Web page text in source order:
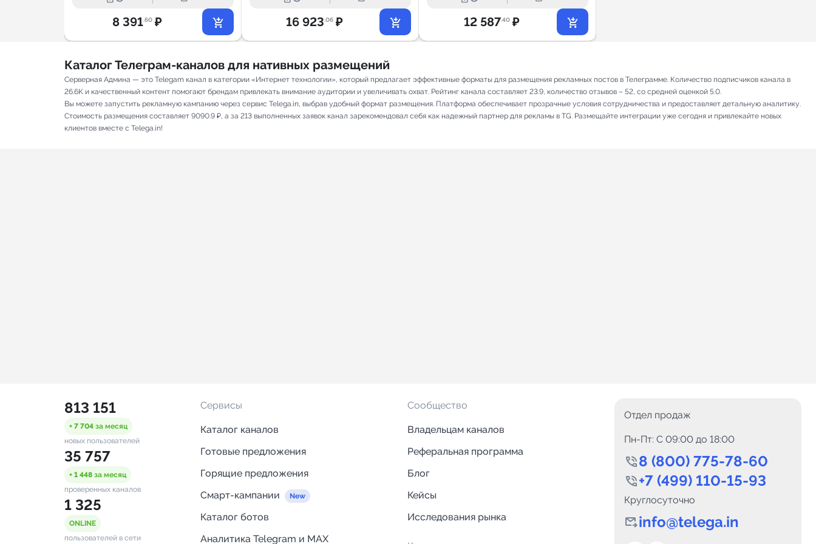
8 391.60 ₽ 16 923.06 ₽ 12 587.40 ₽
Каталог Телеграм-каналов для нативных размещений
Серверная Админа — это Telegam канал в категории «Интернет технологии», который предлагает эффективные форматы для размещения рекламных постов в Телеграмме. Количество подписчиков канала в
26.6K и качественный контент помогают брендам привлекать внимание аудитории и увеличивать охват. Рейтинг канала составляет 23.9, количество отзывов – 52, со средней оценкой 5.0.
Вы можете запустить рекламную кампанию через сервис Telega.in, выбрав удобный формат размещения. Платформа обеспечивает прозрачные условия сотрудничества и предоставляет детальную аналитику.
Стоимость размещения составляет 9090.9 ₽, а за 213 выполненных заявок канал зарекомендовал себя как надежный партнер для рекламы в TG. Размещайте интеграции уже сегодня и привлекайте новых
клиентов вместе с Telega.in!
813 151
+ 7 704 за месяц
новых пользователей
35 757
+ 1 448 за месяц
проверенных каналов
1 325
ONLINE
пользователей в сети
Сервисы
Каталог каналов
Готовые предложения
Горящие предложения
Смарт-кампании
Каталог ботов
Аналитика Telegram и MAX
Сообщество
Владельцам каналов
Реферальная программа
Блог
Кейсы
Исследования рынка
Отдел продаж
Пн-Пт: C 09:00 до 18:00
8 (800) 775-78-60
+7 (499) 110-15-93
Круглосуточно
info@telega.in